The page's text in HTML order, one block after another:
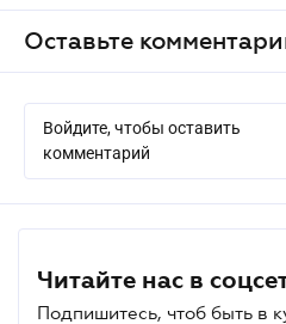
Оставьте
Войдите, чтобы оставить
комментарий
Читайте нас в
Подпишитесь, чтоб быть в